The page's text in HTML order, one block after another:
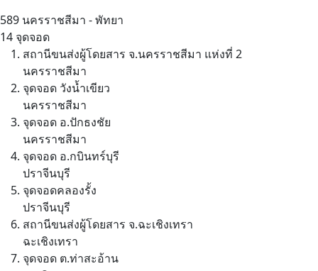
589 นครราชสีมา - พัทยา
14 จุดจอด
สถานีขนส่งผู้โดยสาร จ.นครราชสีมา แห่งที่ 2
นครราชสีมา
จุดจอด วังน้ำเขียว
นครราชสีมา
จุดจอด อ.ปักธงชัย
นครราชสีมา
จุดจอด อ.กบินทร์บุรี
ปราจีนบุรี
จุดจอดคลองรั้ง
ปราจีนบุรี
สถานีขนส่งผู้โดยสาร จ.ฉะเชิงเทรา
ฉะเชิงเทรา
จุดจอด ต.ท่าสะอ้าน